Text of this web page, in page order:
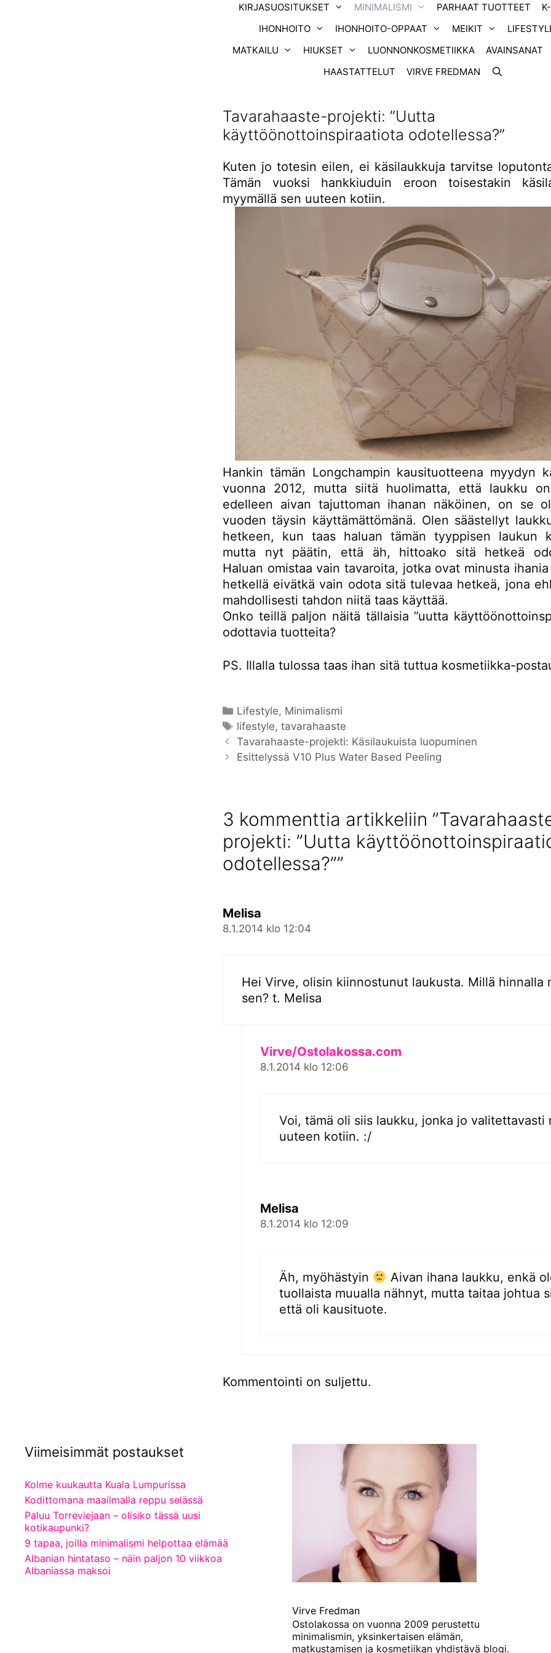
KIRJASUOSITUKSET MINIMALISMI PARHAAT TUOTTEET
IHONHOITO
IHONHOITO-OPPAAT MEIKIT
MATKAILU
HIUKSET LUONNONKOSMETIIKKA AVAINSANAT
HAASTATTELUT
VIRVE FREDMAN
Tavarahaaste-projekti: ”Uutta
käyttöönottoinspiraatiota odotellessa?”
Kuten jo totesin eilen, ei käsilaukkuja tarvitse
Tämän vuoksi hankkiuduin eroon toisestakin
myymällä sen uuteen kotiin.
Hankin tämän Longchampin kausituotteena myydyn
vuonna 2012, mutta siitä huolimatta, että laukku
edelleen aivan tajuttoman ihanan näköinen, on se
vuoden täysin käyttämättömänä. Olen säästellyt
hetkeen, kun taas haluan tämän tyyppisen laukun
mutta nyt päätin, että äh, hittoako sitä hetkeä
Haluan omistaa vain tavaroita, jotka ovat minusta
hetkellä eivätkä vain odota sitä tulevaa hetkeä, jona
mahdollisesti tahdon niitä taas käyttää.
Onko teillä paljon näitä tällaisia ”uutta
odottavia tuotteita?
PS. Illalla tulossa taas ihan sitä tuttua kosmetiikka-
Kategoriat
Lifestyle, Minimalismi
Avainsanat
lifestyle,tavarahaaste
Tavarahaaste-projekti: Käsilaukuista luopuminen
Esittelyssä V10 Plus Water Based Peeling
3 kommenttia artikkeliin
projekti: ”Uutta
odotellessa?””
Melisa
8.1.2014 klo 12:04
Hei Virve, olisin kiinnostunut laukusta. Millä hinnalla
sen? t. Melisa
Virve/Ostolakossa.com
8.1.2014 klo 12:06
Voi, tämä oli siis laukku, jonka jo valitettavasti
uuteen kotiin. :/
Melisa
8.1.2014 klo 12:09
Äh, myöhästyin
Aivan ihana laukku, enkä
tuollaista muualla nähnyt, mutta taitaa johtua
että oli kausituote.
Kommentointi on suljettu.
Viimeisimmät postaukset
Kolme kuukautta Kuala Lumpurissa
Kodittomana maailmalla reppu selässä
Paluu Torreviejaan – olisiko tässä uusi
kotikaupunki?
9 tapaa, joilla minimalismi helpottaa elämää
Albanian hintataso – näin paljon 10 viikkoa
Albaniassa maksoi
Virve Fredman
Ostolakossa on vuonna 2009 perustettu
minimalismin, yksinkertaisen elämän,
matkustamisen ja kosmetiikan yhdistävä blogi.